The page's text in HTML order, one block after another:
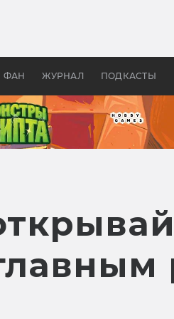
ФАН ЖУРНАЛ ПОДКАСТЫ
бы «Властелина колец»